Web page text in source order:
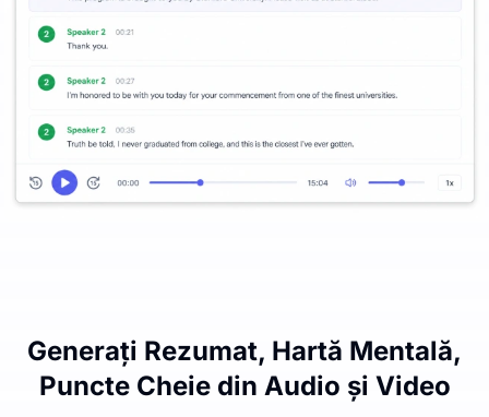
Generați Rezumat, Hartă Mentală,
Puncte Cheie din Audio și Video